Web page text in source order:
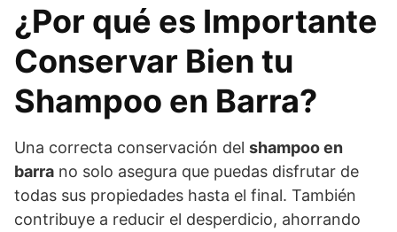
¿Por qué es Importante
Conservar Bien tu
Shampoo en Barra?
Una correcta conservación del shampoo en
barra no solo asegura que puedas disfrutar de
todas sus propiedades hasta el final. También
contribuye a reducir el desperdicio, ahorrando